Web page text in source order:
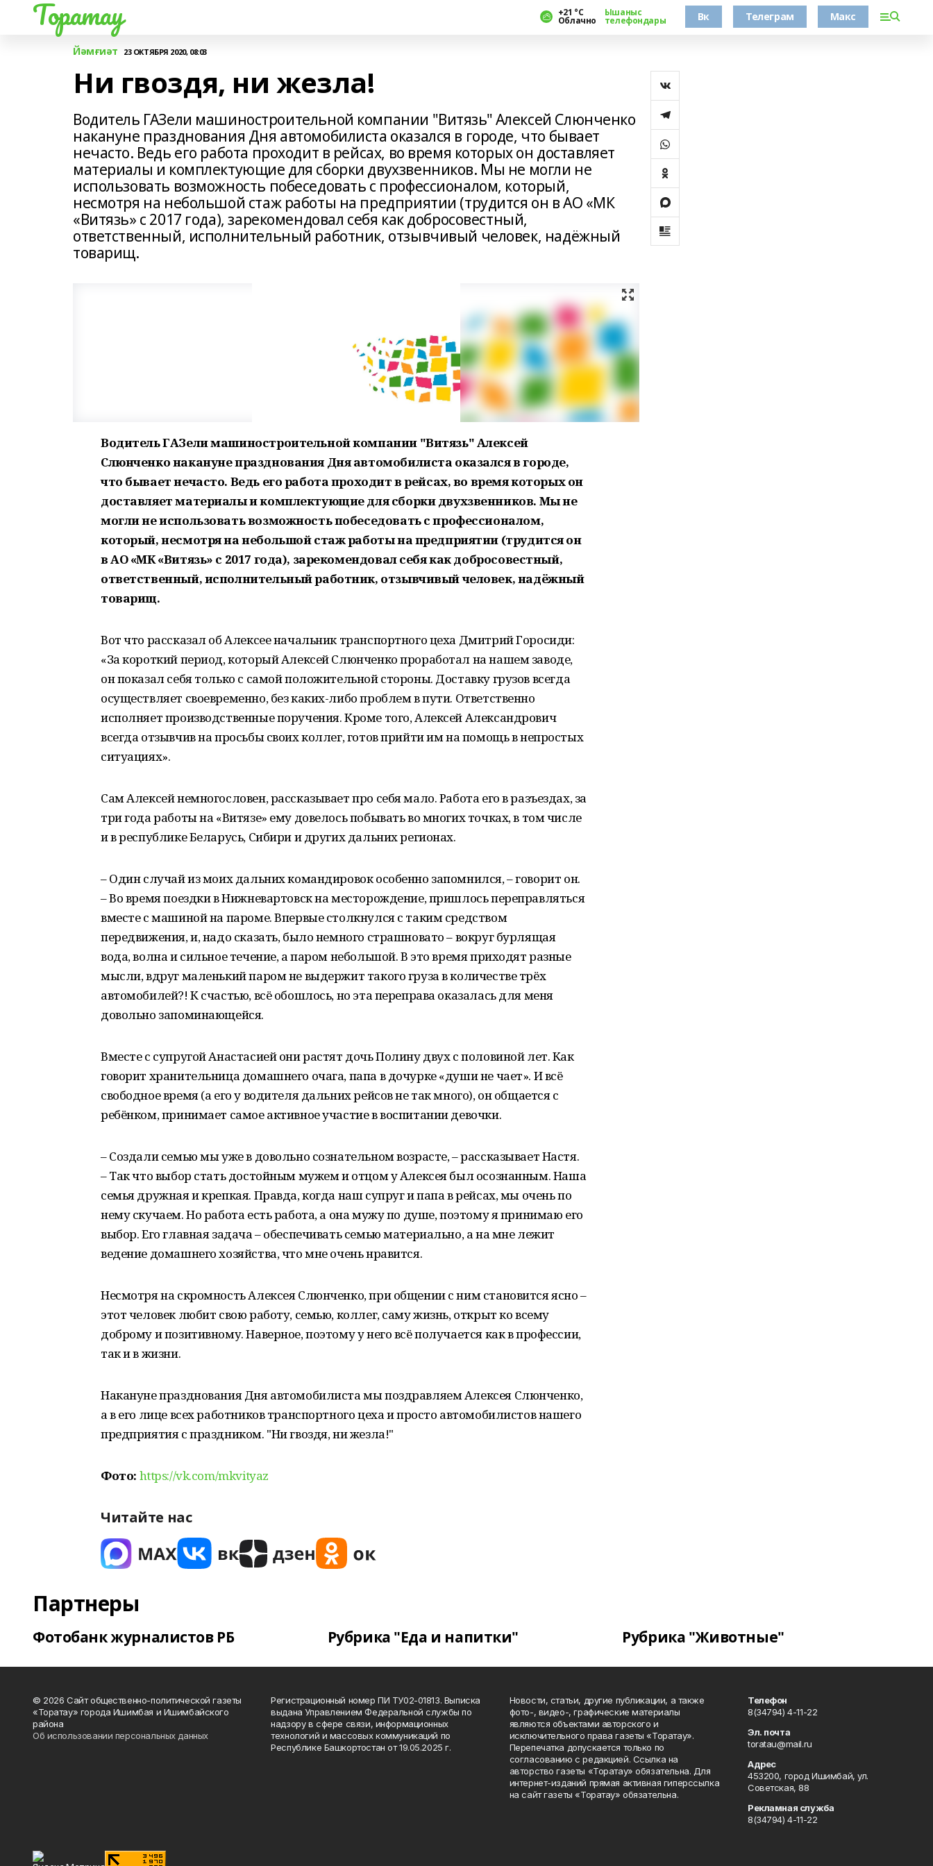
Торатау +21 °С
Облачно
Ышаныс
телефондары Вк Телеграм Макс
Йәмғиәт 23 ОКТЯБРЯ 2020, 08:03
Ни гвоздя, ни жезла!
Водитель ГАЗели машиностроительной компании "Витязь" Алексей Слюнченко
накануне празднования Дня автомобилиста оказался в городе, что бывает
нечасто. Ведь его работа проходит в рейсах, во время которых он доставляет
материалы и комплектующие для сборки двухзвенников. Мы не могли не
использовать возможность побеседовать с профессионалом, который,
несмотря на небольшой стаж работы на предприятии (трудится он в АО «МК
«Витязь» с 2017 года), зарекомендовал себя как добросовестный,
ответственный, исполнительный работник, отзывчивый человек, надёжный
товарищ.
Водитель ГАЗели машиностроительной компании "Витязь" Алексей
Слюнченко накануне празднования Дня автомобилиста оказался в городе,
что бывает нечасто. Ведь его работа проходит в рейсах, во время которых он
доставляет материалы и комплектующие для сборки двухзвенников. Мы не
могли не использовать возможность побеседовать с профессионалом,
который, несмотря на небольшой стаж работы на предприятии (трудится он
в АО «МК «Витязь» с 2017 года), зарекомендовал себя как добросовестный,
ответственный, исполнительный работник, отзывчивый человек, надёжный
товарищ.
Вот что рассказал об Алексее начальник транспортного цеха Дмитрий Горосиди:
«За короткий период, который Алексей Слюнченко проработал на нашем заводе,
он показал себя только с самой положительной стороны. Доставку грузов всегда
осуществляет своевременно, без каких-либо проблем в пути. Ответственно
исполняет производственные поручения. Кроме того, Алексей Александрович
всегда отзывчив на просьбы своих коллег, готов прийти им на помощь в непростых
ситуациях».
Сам Алексей немногословен, рассказывает про себя мало. Работа его в разъездах, за
три года работы на «Витязе» ему довелось побывать во многих точках, в том числе
и в республике Беларусь, Сибири и других дальних регионах.
– Один случай из моих дальних командировок особенно запомнился, – говорит он.
– Во время поездки в Нижневартовск на месторождение, пришлось переправляться
вместе с машиной на пароме. Впервые столкнулся с таким средством
передвижения, и, надо сказать, было немного страшновато – вокруг бурлящая
вода, волна и сильное течение, а паром небольшой. В это время приходят разные
мысли, вдруг маленький паром не выдержит такого груза в количестве трёх
автомобилей?! К счастью, всё обошлось, но эта переправа оказалась для меня
довольно запоминающейся.
Вместе с супругой Анастасией они растят дочь Полину двух с половиной лет. Как
говорит хранительница домашнего очага, папа в дочурке «души не чает». И всё
свободное время (а его у водителя дальних рейсов не так много), он общается с
ребёнком, принимает самое активное участие в воспитании девочки.
– Создали семью мы уже в довольно сознательном возрасте, – рассказывает Настя.
– Так что выбор стать достойным мужем и отцом у Алексея был осознанным. Наша
семья дружная и крепкая. Правда, когда наш супруг и папа в рейсах, мы очень по
нему скучаем. Но работа есть работа, а она мужу по душе, поэтому я принимаю его
выбор. Его главная задача – обеспечивать семью материально, а на мне лежит
ведение домашнего хозяйства, что мне очень нравится.
Несмотря на скромность Алексея Слюнченко, при общении с ним становится ясно –
этот человек любит свою работу, семью, коллег, саму жизнь, открыт ко всему
доброму и позитивному. Наверное, поэтому у него всё получается как в профессии,
так и в жизни.
Накануне празднования Дня автомобилиста мы поздравляем Алексея Слюнченко,
а в его лице всех работников транспортного цеха и просто автомобилистов нашего
предприятия с праздником. "Ни гвоздя, ни жезла!"
Фото: https://vk.com/mkvityaz
Читайте нас
Партнеры
Фотобанк журналистов РБ Рубрика "Еда и напитки" Рубрика "Животные"
© 2026 Сайт общественно-политической газеты
«Торатау» города Ишимбая и Ишимбайского
района
Об использовании персональных данных
Регистрационный номер ПИ ТУ02-01813. Выписка
выдана Управлением Федеральной службы по
надзору в сфере связи, информационных
технологий и массовых коммуникаций по
Республике Башкортостан от 19.05.2025 г.
Новости, статьи, другие публикации, а также
фото-, видео-, графические материалы
являются объектами авторского и
исключительного права газеты «Торатау».
Перепечатка допускается только по
согласованию с редакцией. Ссылка на
авторство газеты «Торатау» обязательна. Для
интернет-изданий прямая активная гиперссылка
на сайт газеты «Торатау» обязательна.
Телефон
8(34794) 4-11-22
Эл. почта
toratau@mail.ru
Адрес
453200, город Ишимбай, ул.
Советская, 88
Рекламная служба
8(34794) 4-11-22